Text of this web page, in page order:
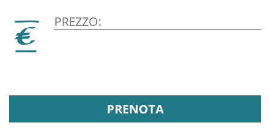
PREZZO:
PRENOTA